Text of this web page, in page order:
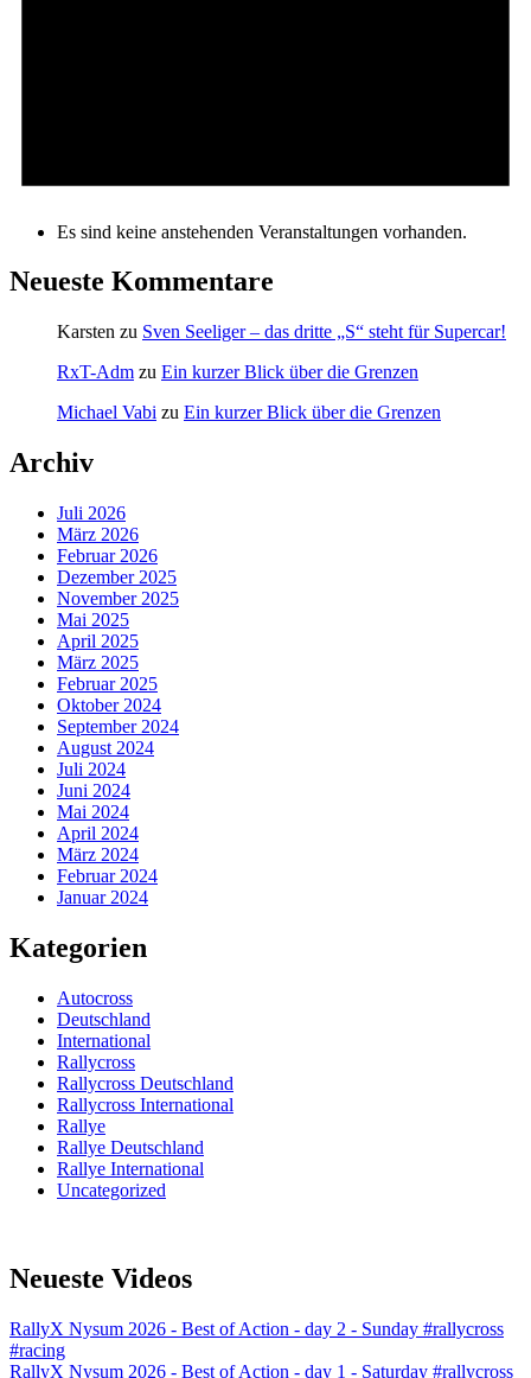
Es sind keine anstehenden Veranstaltungen vorhanden.
Neueste Kommentare
Karsten zu Sven Seeliger – das dritte „S“ steht für Supercar!
RxT-Adm zu Ein kurzer Blick über die Grenzen
Michael Vabi zu Ein kurzer Blick über die Grenzen
Archiv
Juli 2026
März 2026
Februar 2026
Dezember 2025
November 2025
Mai 2025
April 2025
März 2025
Februar 2025
Oktober 2024
September 2024
August 2024
Juli 2024
Juni 2024
Mai 2024
April 2024
März 2024
Februar 2024
Januar 2024
Kategorien
Autocross
Deutschland
International
Rallycross
Rallycross Deutschland
Rallycross International
Rallye
Rallye Deutschland
Rallye International
Uncategorized
Neueste Videos
RallyX Nysum 2026 - Best of Action - day 2 - Sunday #rallycross
#racing
RallyX Nysum 2026 - Best of Action - day 1 - Saturday #rallycross